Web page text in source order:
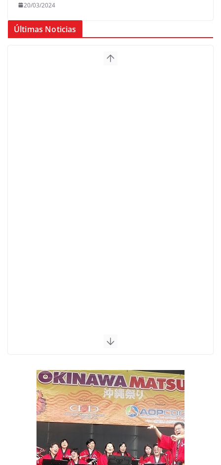
20/03/2024
Últimas Noticias